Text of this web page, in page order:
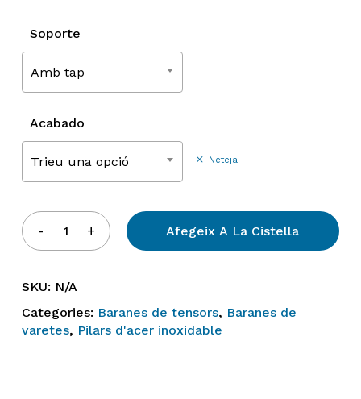
Soporte
Amb tap
Acabado
Trieu una opció Neteja
Afegeix A La Cistella
SKU: N/A
Categories: Baranes de tensors, Baranes de
varetes, Pilars d'acer inoxidable